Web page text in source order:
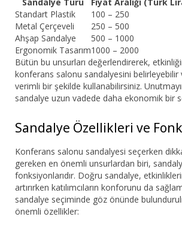
Standart Plastik
100 – 250
Metal Çerçeveli
250 – 500
Ahşap Sandalye
500 – 1000
Ergonomik Tasarım1000 – 2000
Bütün bu unsurları değerlendirerek,
konferans salonu sandalyesini belirleyebilir
verimli bir şekilde kullanabilirsiniz.
sandalye uzun vadede daha ekonomik bir
Sandalye Özellikleri ve
Konferans salonu sandalyesi seçerken
gereken en önemli unsurlardan biri,
fonksiyonlarıdır. Doğru sandalye,
artırırken katılımcıların konforunu da
sandalye seçiminde göz önünde
önemli özellikler: